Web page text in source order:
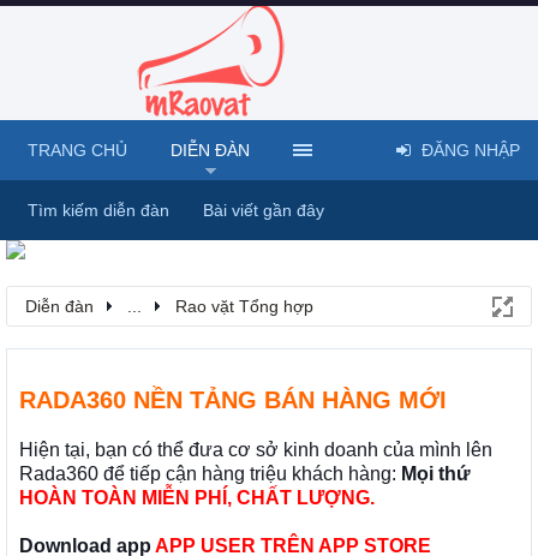
Diễn đàn Rao vặt Tổng hợp
RADA360 NỀN TẢNG BÁN HÀNG MỚI
Hiện tại, bạn có thể đưa cơ sở kinh doanh của mình lên
Rada360 để tiếp cận hàng triệu khách hàng: Mọi thứ
HOÀN TOÀN MIỄN PHÍ, CHẤT LƯỢNG.
Download app APP USER TRÊN APP STORE
TRANG CHỦ DIỄN ĐÀN
Tìm kiếm diễn đàn Bài viết gần đây
ĐĂNG NHẬP